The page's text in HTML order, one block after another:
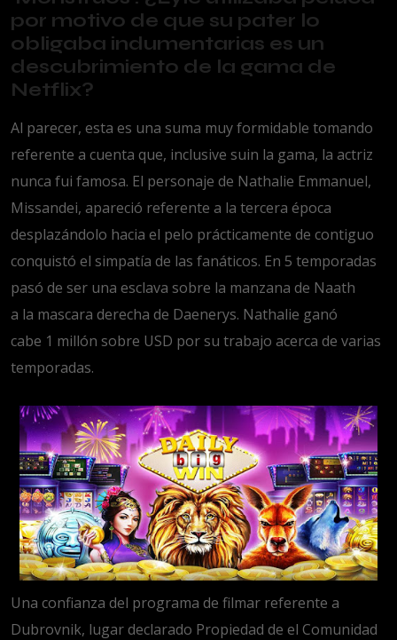
por motivo de que su pater lo
obligaba indumentarias es un
descubrimiento de la gama de
Netflix?
Al parecer, esta es una suma muy formidable tomando
referente a cuenta que, inclusive suin la gama, la actriz
nunca fui famosa. El personaje de Nathalie Emmanuel,
Missandei, apareció referente a la tercera época
desplazándolo hacia el pelo prácticamente de contiguo
conquistó el simpatía de las fanáticos. En 5 temporadas
pasó de ser una esclava sobre la manzana de Naath
a la mascara derecha de Daenerys. Nathalie ganó
cabe 1 millón sobre USD por su trabajo acerca de varias
temporadas.
Una confianza del programa de filmar referente a
Dubrovnik, lugar declarado Propiedad de el Comunidad